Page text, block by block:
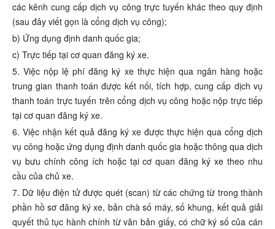
các kênh cung cấp dịch vụ công trực tuyến khác theo quy định
(sau đây viết gọn là cổng dịch vụ công);
b) Ứng dụng định danh quốc gia;
c) Trực tiếp tại cơ quan đăng ký xe.
5. Việc nộp lệ phí đăng ký xe thực hiện qua ngân hàng hoặc
trung gian thanh toán được kết nối, tích hợp, cung cấp dịch vụ
thanh toán trực tuyến trên cổng dịch vụ công hoặc nộp trực tiếp
tại cơ quan đăng ký xe.
6. Việc nhận kết quả đăng ký xe được thực hiện qua cổng dịch
vụ công hoặc ứng dụng định danh quốc gia hoặc thông qua dịch
vụ bưu chính công ích hoặc tại cơ quan đăng ký xe theo nhu
cầu của chủ xe.
7. Dữ liệu điện tử được quét (scan) từ các chứng từ trong thành
phần hồ sơ đăng ký xe, bản chà số máy, số khung, kết quả giải
quyết thủ tục hành chính từ văn bản giấy, có chữ ký số của cán